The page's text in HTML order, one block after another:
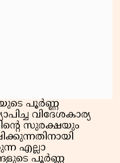
പൂർണ്ണ
വിദേശകാര്യ
സുരക്ഷയും
എല്ലാ
പൂർണ്ണ